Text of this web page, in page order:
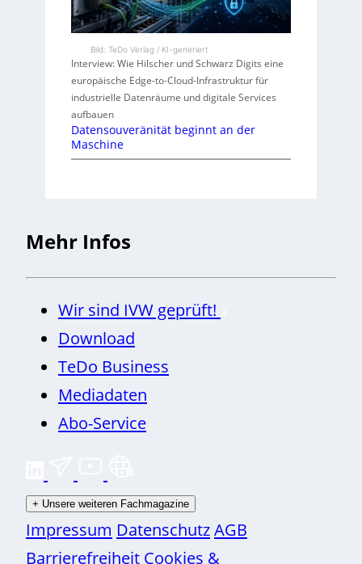
Bild: TeDo Verlag / KI-generiert
Interview: Wie Hilscher und Schwarz Digits eine
europäische Edge-to-Cloud-Infrastruktur für
industrielle Datenräume und digitale Services
aufbauen
Datensouveränität beginnt an der
Maschine
Mehr Infos
Wir sind IVW geprüft!
Download
TeDo Business
Mediadaten
Abo-Service
+ Unsere weiteren Fachmagazine
Impressum DatenschutzAGB
Barrierefreiheit Cookies &